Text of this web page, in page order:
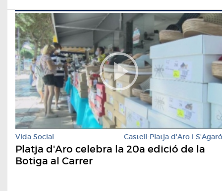
Vida Social Castell-Platja d'Aro i S'Agaró
Platja d'Aro celebra la 20a edició de la
Botiga al Carrer